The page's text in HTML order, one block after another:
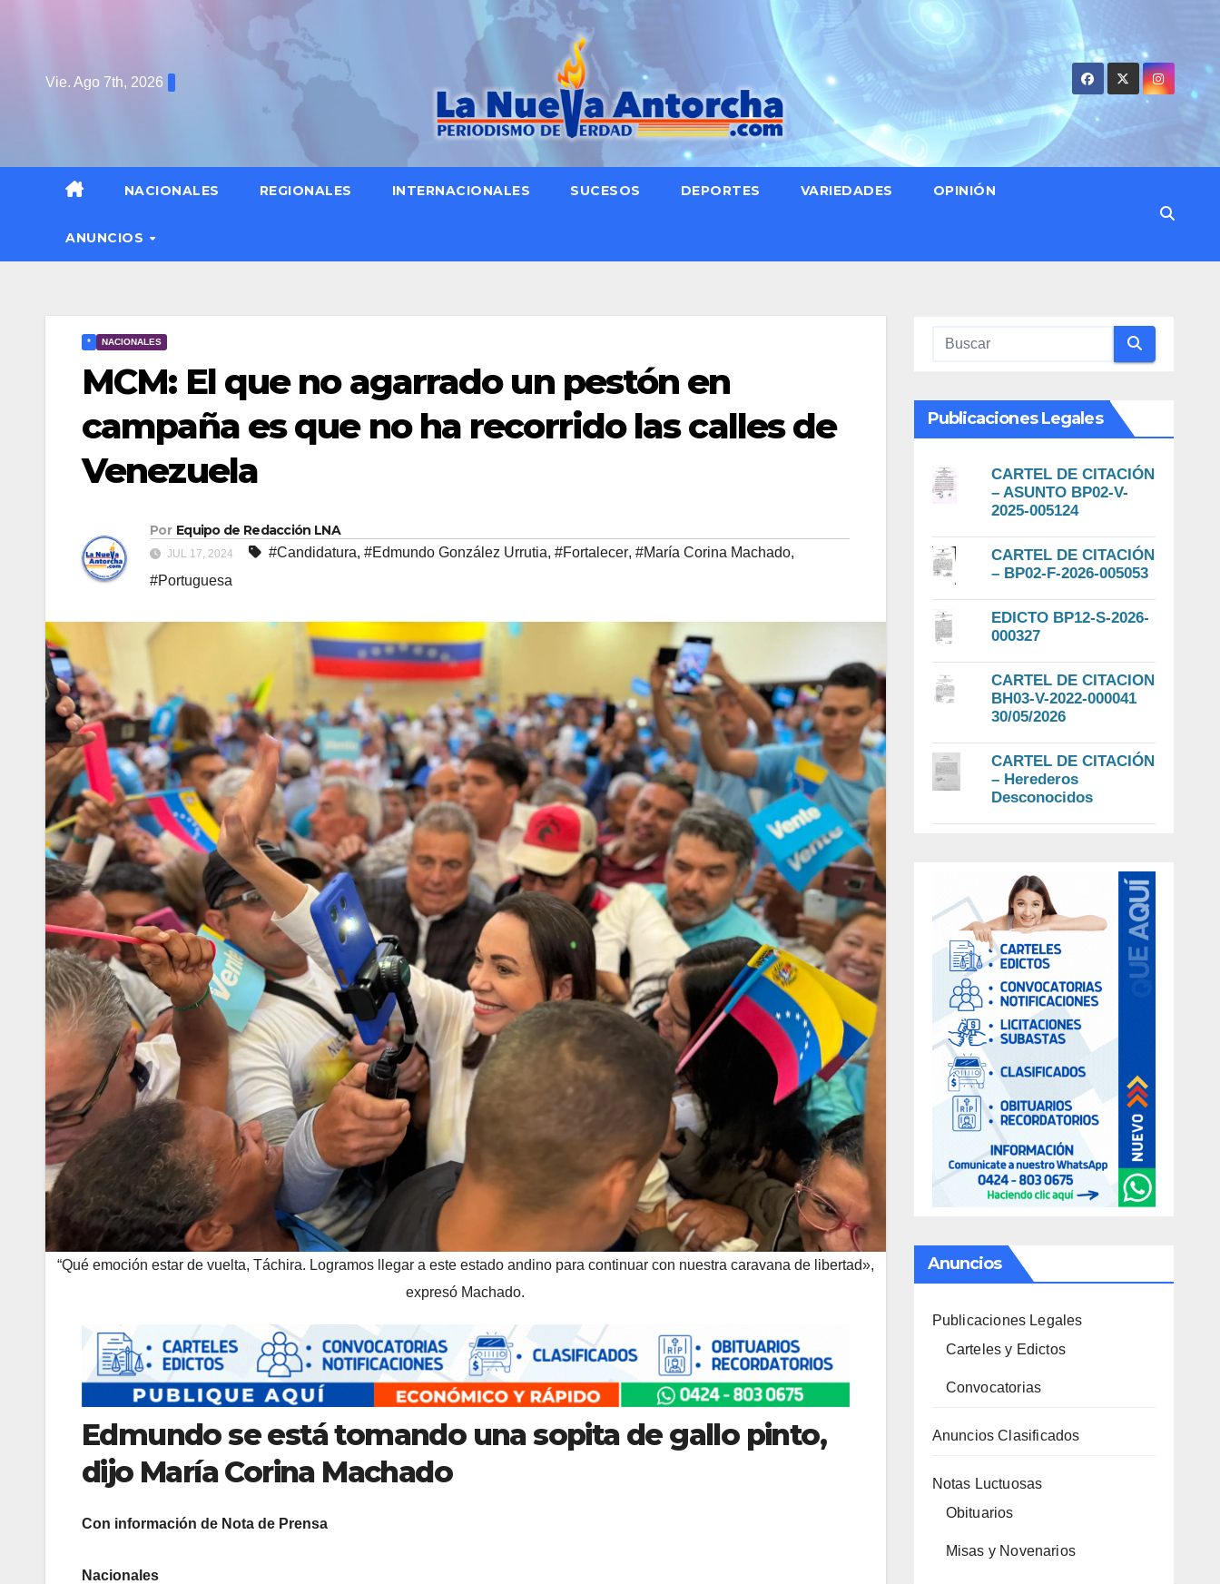
Vie. Ago 7th, 2026
NACIONALES REGIONALES INTERNACIONALES SUCESOS DEPORTES VARIEDADES OPINIÓN
ANUNCIOS
* NACIONALES
MCM: El que no agarrado un pestón en
campaña es que no ha recorrido las calles de
Venezuela
Por Equipo de Redacción LNA
JUL 17, 2024 #Candidatura, #Edmundo González Urrutia, #Fortalecer, #María Corina Machado,
#Portuguesa
“Qué emoción estar de vuelta, Táchira. Logramos llegar a este estado andino para continuar con nuestra caravana de libertad»,
expresó Machado.
Edmundo se está tomando una sopita de gallo pinto,
dijo María Corina Machado
Con información de Nota de Prensa
Nacionales
Publicaciones Legales
CARTEL DE CITACIÓN
– ASUNTO BP02-V-
2025-005124
CARTEL DE CITACIÓN
– BP02-F-2026-005053
EDICTO BP12-S-2026-
000327
CARTEL DE CITACION
BH03-V-2022-000041
30/05/2026
CARTEL DE CITACIÓN
– Herederos
Desconocidos
Anuncios
Publicaciones Legales
Carteles y Edictos
Convocatorias
Anuncios Clasificados
Notas Luctuosas
Obituarios
Misas y Novenarios